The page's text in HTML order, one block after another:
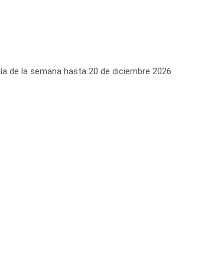
de la semana hasta 20 de diciembre 2026